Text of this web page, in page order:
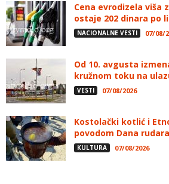
Cena evrodizela viša
ostaje 202 dinara po
NACIONALNE VESTI 07/08/
Od 10. avgusta
kružnom toku na
VESTI 07/08/2026
Kostolački kotlić i
povodom Dana
KULTURA 07/08/2026